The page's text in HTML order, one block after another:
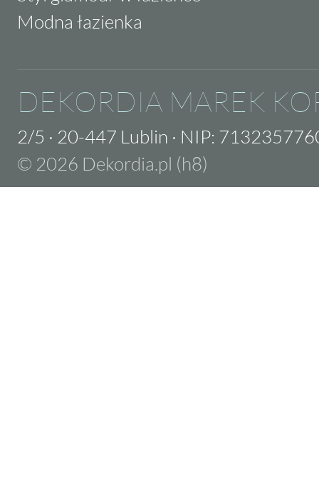
Modna łazienka
DEKORDIA MAREK
2/5 · 20-447 Lublin · NIP:
© 2026 Dekordia.pl (h8)